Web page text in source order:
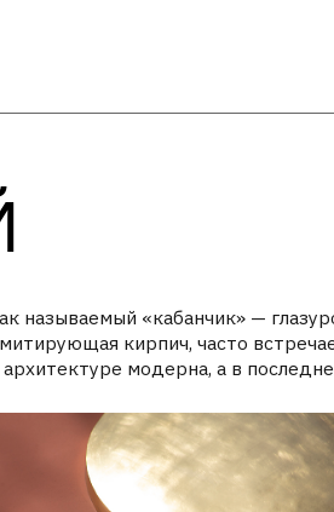
кирпич, часто встречается на
модерна, а в последнее время